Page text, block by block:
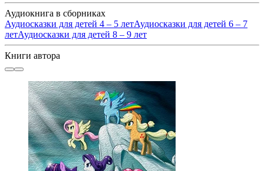
Аудиокнига в сборниках
Аудиосказки для детей 4 – 5 летАудиосказки для детей 6 – 7
летАудиосказки для детей 8 – 9 лет
Книги автора